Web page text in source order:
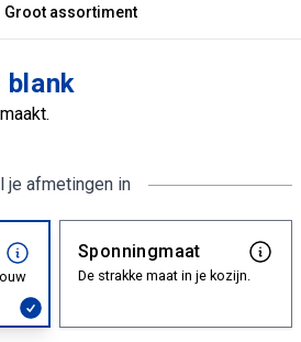
Onze unieke verkoopargumenten
Groot assortiment
blank
je afmetingen in
Sponningmaat
De strakke maat in je kozijn.